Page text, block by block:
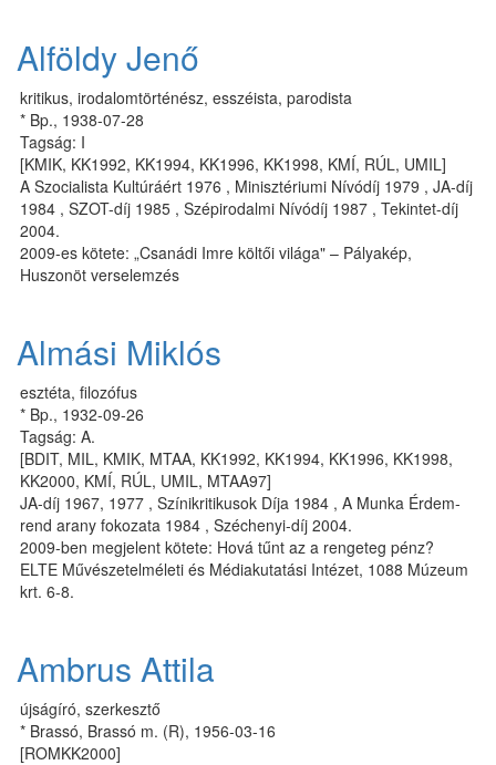
Alföldy Jenő
kritikus, irodalomtörténész, esszéista, parodista
* Bp., 1938-07-28
Tagság: I
[KMIK, KK1992, KK1994, KK1996, KK1998, KMÍ, RÚL, UMIL]
A Szo­ci­a­lis­ta Kul­tú­rá­ért 1976 , Mi­nisz­té­ri­u­mi Ní­vó­díj 1979 , JA-díj
1984 , SZOT-díj 1985 , Szép­iro­dal­mi Ní­vó­díj 1987 , Tekintet-díj
2004.
2009-es kötete: „Csanádi Imre költői világa" – Pályakép,
Huszonöt verselemzés
Almási Miklós
esztéta, filozófus
* Bp., 1932-09-26
Tagság: A.
[BDIT, MIL, KMIK, MTAA, KK1992, KK1994, KK1996, KK1998,
KK2000, KMÍ, RÚL, UMIL, MTAA97]
JA-díj 1967, 1977 , Szí­ni­kri­ti­ku­sok Dí­ja 1984 , A Mun­ka Ér­dem­
rend arany fo­ko­za­ta 1984 , Szé­che­nyi­-díj 2004.
2009-ben megjelent kötete: Hová tűnt az a rengeteg pénz?
ELTE Művészetelméleti és Médiakutatási Intézet, 1088 Múzeum
krt. 6-8.
Ambrus Attila
újságíró, szerkesztő
* Brassó, Brassó m. (R), 1956-03-16
[ROMKK2000]